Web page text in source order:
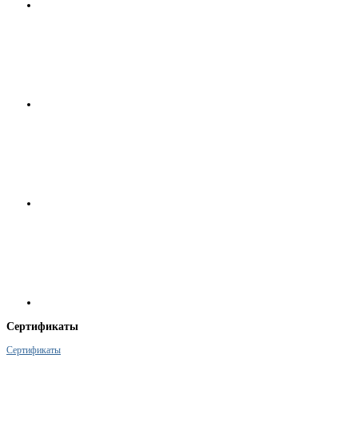
Сертификаты
Сертификаты